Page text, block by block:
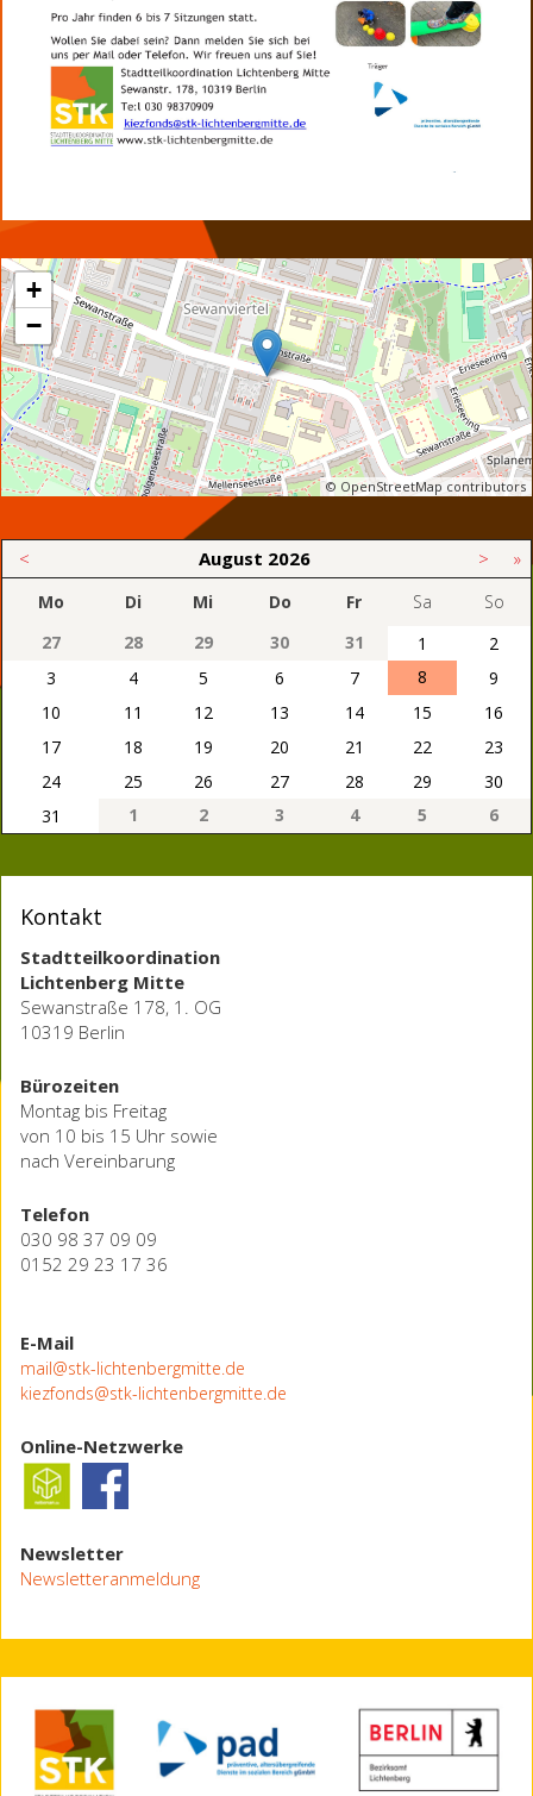
+
−
© OpenStreetMap contributors
< August 2026 > »
Mo Di Mi Do Fr Sa
So
27
28 29 30 31 1
2
3
4 5 6 7 8
9
10
11 12 13 14 15
16
17
18 19 20 21 22
23
24
25 26 27 28 29
30
31
1 2 3 4 5 6
Kontakt
Stadtteilkoordination
Lichtenberg Mitte
Sewanstraße 178, 1. OG
10319 Berlin
Bürozeiten
Montag bis Freitag
von 10 bis 15 Uhr sowie
nach Vereinbarung
Telefon
030 98 37 09 09
0152 29 23 17 36
E-Mail
mail@stk-lichtenbergmitte.de
kiezfonds@stk-lichtenbergmitte.de
Online-Netzwerke
Newsletter
Newsletteranmeldung